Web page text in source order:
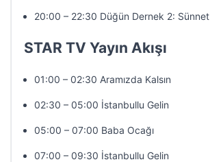
20:00 – 22:30 Düğün Dernek 2: Sünnet
STAR TV Yayın Akışı
01:00 – 02:30 Aramızda Kalsın
02:30 – 05:00 İstanbullu Gelin
05:00 – 07:00 Baba Ocağı
07:00 – 09:30 İstanbullu Gelin